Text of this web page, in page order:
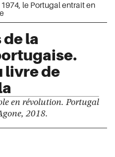
le Portugal entrait en
la
livre de
en révolution. Portugal
2018.